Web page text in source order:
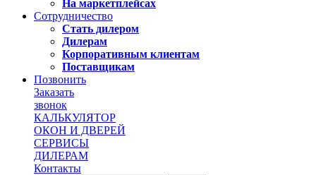
На маркетплейсах
Сотрудничество
Стать дилером
Дилерам
Корпоративным клиентам
Поставщикам
Позвонить
Заказать
звонок
КАЛЬКУЛЯТОР
ОКОН И ДВЕРЕЙ
СЕРВИСЫ
ДИЛЕРАМ
Контакты